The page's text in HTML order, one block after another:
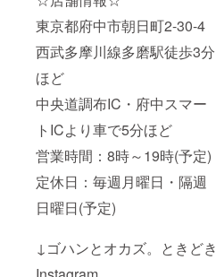
東京都府中市朝日町2-30-4
西武多摩川線多磨駅徒歩3分
ほど
中央道調布IC・府中スマー
トICより車で5分ほど
営業時間：8時～19時(予定)
定休日：毎週月曜日・隔週
日曜日(予定)
↓ゴハンとオカズ。ときどき